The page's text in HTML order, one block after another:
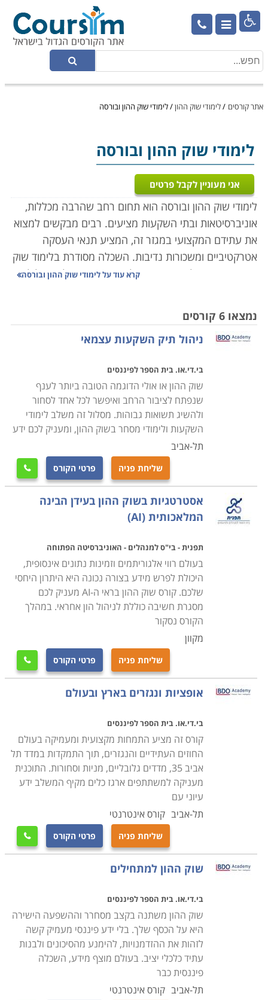

אתר קורסים /לימודי שוק ההון/לימודי שוק ההון ובורסה
לימודי שוק ההון ובורסה
אני מעוניין לקבל פרטים
לימודי שוק ההון ובורסה הוא תחום רחב שהרבה מכללות,
אוניברסיטאות ובתי השקעות מציעים. רבים מבקשים למצוא
את עתידם המקצועי במגזר זה, המציע תנאי העסקה
אטרקטיביים ומשכורות נדיבות. השכלה מסודרת בלימוד שוק
ההון היא תנאי לבסיס רחב של התמחויות, החל ממסלולי
למי זה מתאים
את הענף באופן מובנה ושיטתי. בבחירת מוסד הלימוד כדאי
לבחור במוסד לימודים שמכשיר יועצים ומשקיעים, מקנה
יכולות מסחר וניהול תיקי השקעות. לימוד שוק ההון נוגע
בתחומים רבים, ובתי השקעות שונים מציעים אפשרות
להכיר את מאפייני השוק תוך ביצוע סימולציות בפיקוח של
מרצי המכללה, תוך התנסות בנעשה בחדרי ההשקעות בזמן
אמת. יתרון בולט של שיטת לימוד כזו הוא הקפיצה למים
הקרים של התחום. לחוששים נאמר כאן כי מדובר בתהליך
מובנה שנעשה תוך כדי פיקוח הדוק של מצילים, כלומר יועצי
ההשקעות המנוסים של בתי ההשקעות ומרצי הקורסים.
יתרה מכך, המכללות השונות מציעות כיום גם תרכול "על
יבש", כך שתוכלו לתרגל השקעה ללא סיכון כספי (אך גם
ללא סיכוי לרווח) לפחות עד שתרגישו נוח לקפוץ למים
העמוקים. לאחר ההתגברות על הפחד הראשוני ותקופת
הסתגלות קצרה, יגלה כל סטודנט כמה כיף לשחות, ולראות
ברכה ורווחים בפעילות בו, אשר נרכשה במסגרת קורס
השקעות בשוק ההון או קורס מסחר בשוק ההון.
איך לבחור
בבואכם להכריע על מסלול הלימוד שיתאים עבורכם, יש
גם התנסות מעשית, דבר אשר מומלץ לוודא בעת הרישום.
בדקו את תכנית הלימודים, שאלו כמה שעות מוקדשות
ללימוד עיוני וכמה שעות מוקדשות לתרגול, כיצד הוא נעשה
ובאיזה פיקוח. בנוסף, כדאי לבדוק מהו וותק המכללה או
המוסד בתחום שוק ההון ומהו ניסיונם של המרצים בקורס.
בקטגוריה זו באתר תוכלו לבחון באופן מפורט את היקף כל
מסלול הכשרה, וזאת במטרה להקל עליכם את ההשוואה ועל
ההכרעה בנדון. לימודים שמשלבים התנסות מעשית עם
לימוד מעמיק יבטיחו לכם יציאה בטוחה ונוחה לשוק העבודה
בסיומם.
לפניכם מבחר מוסדות לימוד ומגוון רחב של קורסים. כל בית
השקעות או מוסד פיננסי ישמח לקבל בוגר שעבר הכשרה
נאותה ושעות תרגול במסגרת הלימודים, ולא פעם אפילו
יטרחו להכשיר את אותם מועמדים בעצמם, מה שמבטיח
מציאת עבודה בקלות יחסית. לימודי שוק ההון ובורסה
קרא עוד עללימודי שוק ההון ובורסה
נמצאו 6 קורסים
ניהול תיק השקעות עצמאי
בי.די.או. בית הספר לפיננסים
שוק ההון או אולי הדוגמה הטובה ביותר לענף
שנפתח לציבור הרחב ואיפשר לכל אחד לסחור
ולהשיג תשואות גבוהות. מסלול זה משלב לימודי
השקעות ולימודי מסחר בשוק ההון, ומעניק לכם ידע
תל-אביב
שליחת פניה פרטי הקורס 
אסטרטגיות בשוק ההון בעידן הבינה
המלאכותית (AI)
תפנית - בי"ס למנהלים - האוניברסיטה הפתוחה
בעולם רווי אלגוריתמים וזמינות נתונים אינסופית,
היכולת לפרש מידע בצורה נכונה היא היתרון היחסי
שלכם. קורס שוק ההון בראי ה-AI מעניק לכם
מסגרת חשיבה כוללת לניהול הון אחראי. במהלך
הקורס נסקור
מקוון
שליחת פניה פרטי הקורס 
אופציות ונגזרים בארץ ובעולם
בי.די.או. בית הספר לפיננסים
קורס זה מציע התמחות מקצועית ומעמיקה בעולם
החוזים העתידיים והנגזרים, תוך התמקדות במדד תל
אביב 35, מדדים גלובליים, מניות וסחורות. התוכנית
מעניקה למשתתפים ארגז כלים מקיף המשלב ידע
עיוני עם
תל-אביב קורס אינטרנטי
שליחת פניה פרטי הקורס 
שוק ההון למתחילים
בי.די.או. בית הספר לפיננסים
שוק ההון משתנה בקצב מסחרר וההשפעה הישירה
היא על הכסף שלך. בלי ידע פיננסי מעמיק קשה
לזהות את ההזדמנויות, להימנע מהסיכונים ולבנות
עתיד כלכלי יציב. בעולם מוצף מידע, השכלה
פיננסית כבר
תל-אביב קורס אינטרנטי